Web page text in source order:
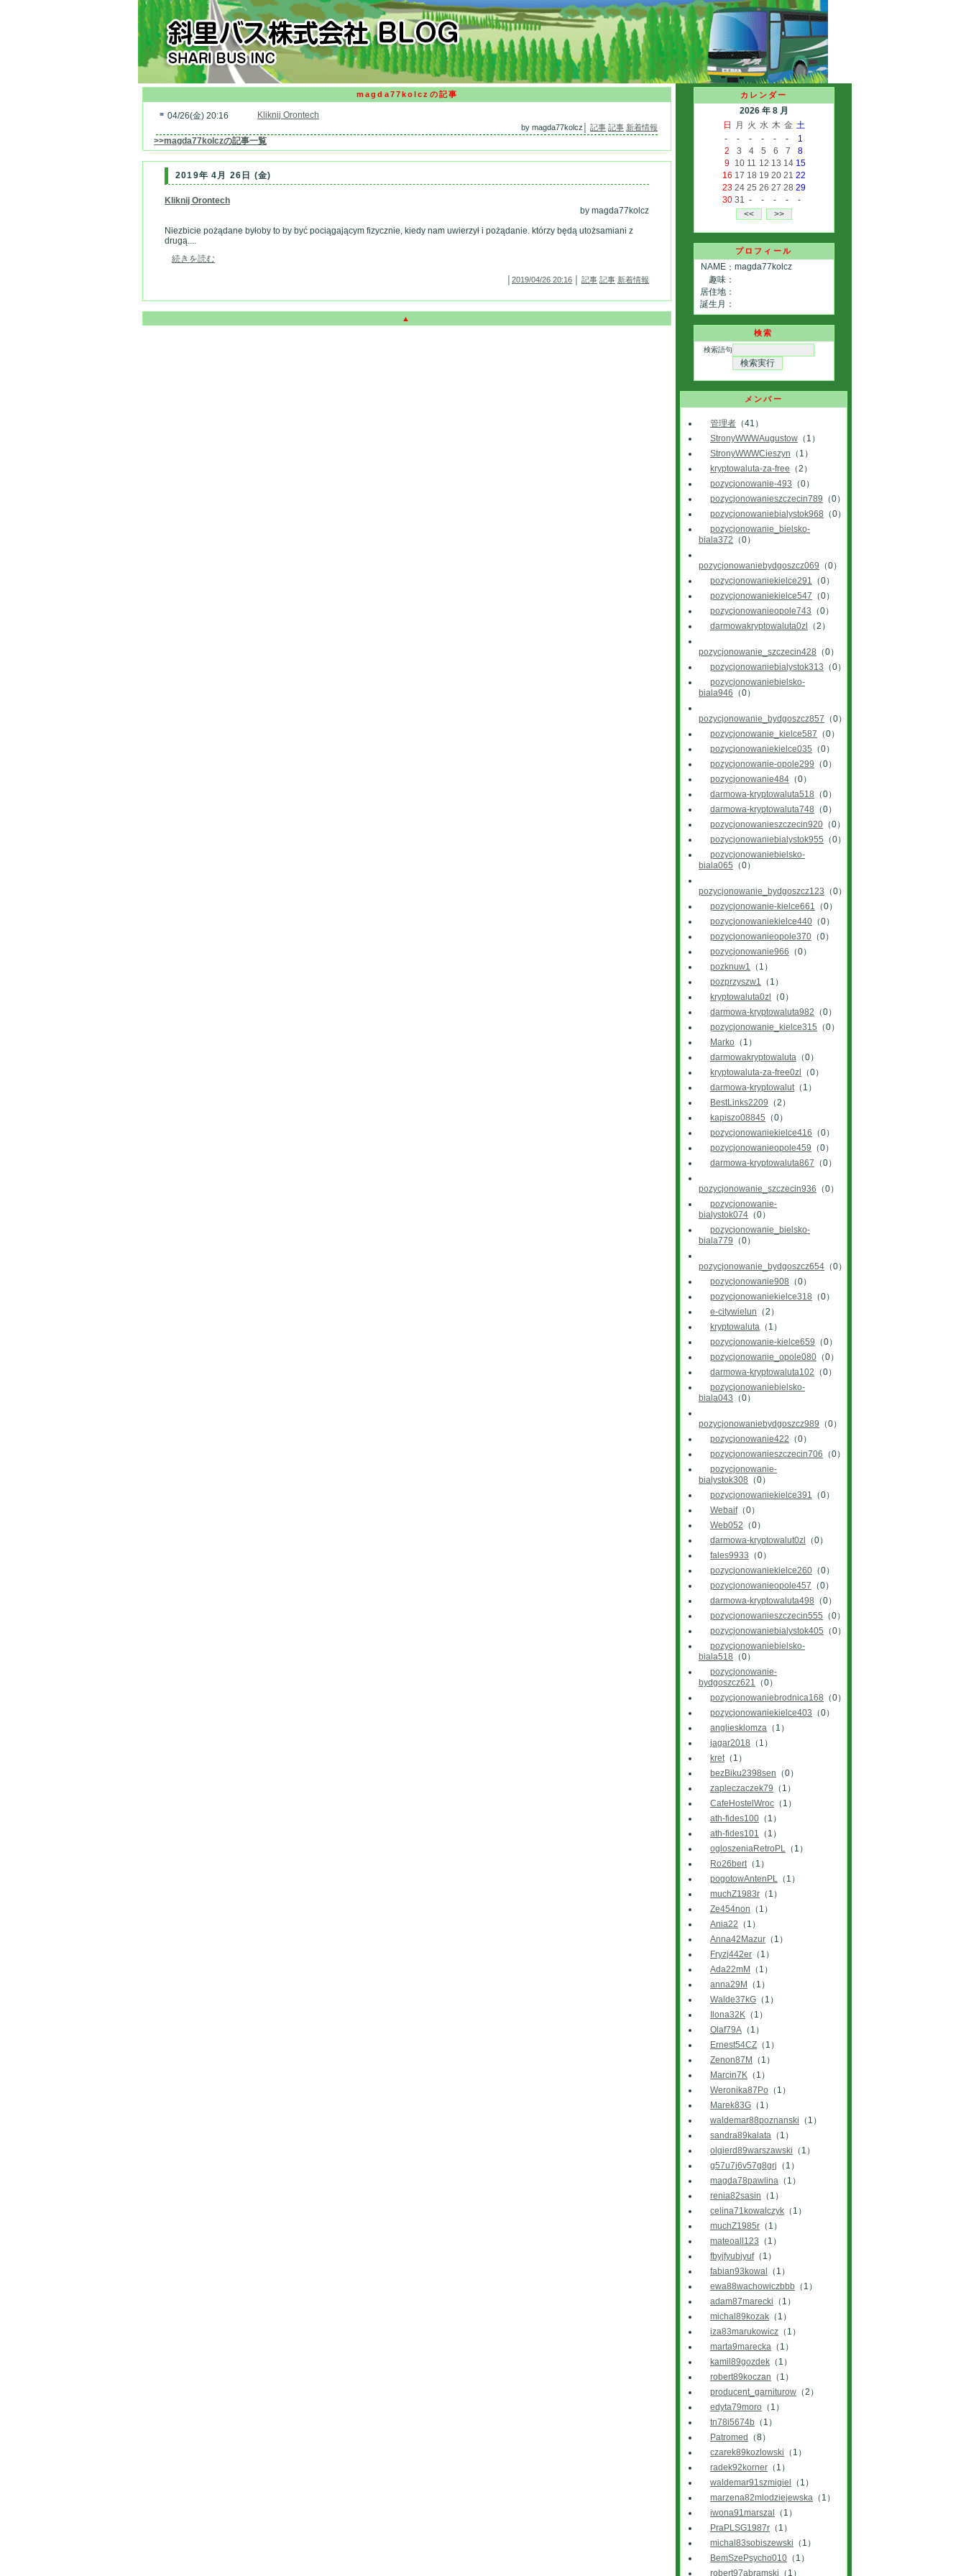
magda77kolczの記事
■ 04/26(金) 20:16 Kliknij Orontech
by magda77kolcz│ 記事 記事 新着情報
>>magda77kolczの記事一覧
2019年 4月 26日 (金)
Kliknij Orontech
by magda77kolcz
Niezbicie pożądane byłoby to by być pociągającym fizycznie, kiedy nam uwierzył i pożądanie. którzy będą utożsamiani z
drugą....
続きを読む
2019/04/26 20:16 記事 記事 新着情報
▲
カレンダー
2026 年 8 月
日
月 火 水 木 金 土
-
- - - - -
1
2
3 4 5 6 7
8
9
10 11 12 13 14 15
16 17 18 19 20 21 22
23 24 25 26 27 28 29
30 31 - - - - -
プロフィール
NAME： magda77kolcz
趣味：
居住地：
誕生月 ：
検索
検索語句
メンバー
管理者 （41）
StronyWWWAugustow （1）
StronyWWWCieszyn （1）
kryptowaluta-za-free （2）
pozycjonowanie-493 （0）
pozycjonowanieszczecin789 （0）
pozycjonowaniebialystok968 （0）
pozycjonowanie_bielsko-
biala372 （0）
pozycjonowaniebydgoszcz069 （0）
pozycjonowaniekielce291 （0）
pozycjonowaniekielce547 （0）
pozycjonowanieopole743 （0）
darmowakryptowaluta0zl
（2）
pozycjonowanie_szczecin428 （0）
pozycjonowaniebialystok313 （0）
pozycjonowaniebielsko-
biala946 （0）
pozycjonowanie_bydgoszcz857 （0）
pozycjonowanie_kielce587 （0）
pozycjonowaniekielce035 （0）
pozycjonowanie-opole299 （0）
pozycjonowanie484 （0）
darmowa-kryptowaluta518 （0）
darmowa-kryptowaluta748 （0）
pozycjonowanieszczecin920 （0）
pozycjonowaniebialystok955 （0）
pozycjonowaniebielsko-
biala065 （0）
pozycjonowanie_bydgoszcz123 （0）
pozycjonowanie-kielce661 （0）
pozycjonowaniekielce440 （0）
pozycjonowanieopole370 （0）
pozycjonowanie966 （0）
pozknuw1 （1）
pozprzyszw1 （1）
kryptowaluta0zl
（0）
darmowa-kryptowaluta982 （0）
pozycjonowanie_kielce315 （0）
Marko （1）
darmowakryptowaluta （0）
kryptowaluta-za-free0zl
（0）
darmowa-kryptowalut（1）
BestLinks2209 （2）
kapiszo08845 （0）
pozycjonowaniekielce416 （0）
pozycjonowanieopole459 （0）
darmowa-kryptowaluta867 （0）
pozycjonowanie_szczecin936 （0）
pozycjonowanie-
bialystok074 （0）
pozycjonowanie_bielsko-
biala779 （0）
pozycjonowanie_bydgoszcz654 （0）
pozycjonowanie908 （0）
pozycjonowaniekielce318 （0）
e-citywielun （2）
kryptowaluta （1）
pozycjonowanie-kielce659 （0）
pozycjonowanie_opole080 （0）
darmowa-kryptowaluta102 （0）
pozycjonowaniebielsko-
biala043 （0）
pozycjonowaniebydgoszcz989 （0）
pozycjonowanie422 （0）
pozycjonowanieszczecin706 （0）
pozycjonowanie-
bialystok308 （0）
pozycjonowaniekielce391 （0）
Webaif（0）
Web052 （0）
darmowa-kryptowalut0zl
（0）
fales9933 （0）
pozycjonowaniekielce260 （0）
pozycjonowanieopole457 （0）
darmowa-kryptowaluta498 （0）
pozycjonowanieszczecin555 （0）
pozycjonowaniebialystok405 （0）
pozycjonowaniebielsko-
biala518 （0）
pozycjonowanie-
bydgoszcz621 （0）
pozycjonowaniebrodnica168 （0）
pozycjonowaniekielce403 （0）
angliesklomza （1）
jagar2018 （1）
kret（1）
bezBiku2398sen （0）
zapleczaczek79 （1）
CafeHostelWroc （1）
ath-fides100 （1）
ath-fides101 （1）
ogloszeniaRetroPL （1）
Ro26bert（1）
pogotowAntenPL （1）
muchZ1983r （1）
Ze454non （1）
Ania22 （1）
Anna42Mazur （1）
Fryzj442er （1）
Ada22mM
（1）
anna29M
（1）
Walde37kG （1）
Ilona32K （1）
Olaf79A （1）
Ernest54CZ （1）
Zenon87M
（1）
Marcin7K （1）
Weronika87Po （1）
Marek83G （1）
waldemar88poznanski （1）
sandra89kalata （1）
olgierd89warszawski （1）
g57u7j6v57g8grj （1）
magda78pawlina （1）
renia82sasin （1）
celina71kowalczyk （1）
muchZ1985r （1）
mateoall123 （1）
fbyjfyubjyuf（1）
fabian93kowal
（1）
ewa88wachowiczbbb （1）
adam87marecki （1）
michal89kozak （1）
iza83marukowicz （1）
marta9marecka （1）
kamil89gozdek （1）
robert89koczan （1）
producent_garniturow （2）
edyta79moro （1）
tn78i5674b （1）
Patromed
（8）
czarek89kozlowski （1）
radek92korner （1）
waldemar91szmigiel
（1）
marzena82mlodziejewska （1）
iwona91marszal
（1）
PraPLSG1987r （1）
michal83sobiszewski （1）
BemSzePsycho010 （1）
robert97abramski （1）